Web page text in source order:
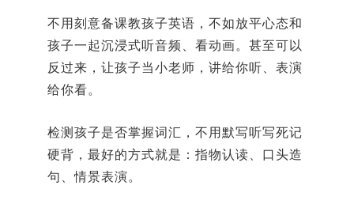
不用刻意备课教孩子英语，不如放平心态和
孩子一起沉浸式听音频、看动画。甚至可以
反过来，让孩子当小老师，讲给你听、表演
给你看。
检测孩子是否掌握词汇，不用默写听写死记
硬背，最好的方式就是：指物认读、口头造
句、情景表演。